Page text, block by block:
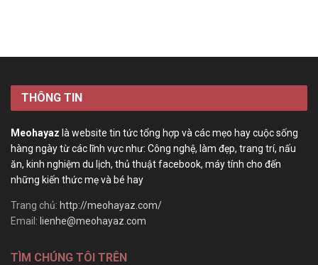
THÔNG TIN
Meohayaz là website tin tức tổng hợp và các mẹo hay cuộc sống
hàng ngày từ các lĩnh vực như: Công nghệ, làm đẹp, trang trí, nấu
ăn, kinh nghiệm du lịch, thủ thuật facebook, máy tính cho đến
những kiến thức mẹ và bé hay
Trang chủ: http://meohayaz.com/
Email: lienhe@meohayaz.com
TÌM CHÚNG TÔI TRÊN